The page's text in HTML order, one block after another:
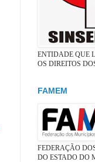
ENTIDADE QUE
OS DIREITOS
FAMEM
FEDERAÇÃO
DO ESTADO DO